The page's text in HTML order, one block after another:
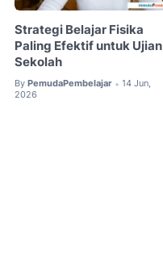
Strategi Belajar Fisika
Paling Efektif untuk Ujian
Sekolah
By PemudaPembelajar • 14 Jun,
2026